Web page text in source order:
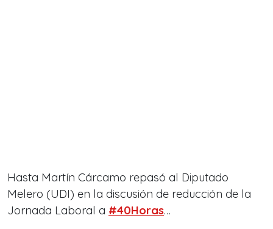
Hasta Martín Cárcamo repasó al Diputado
Melero (UDI) en la discusión de reducción de la
Jornada Laboral a #40Horas…